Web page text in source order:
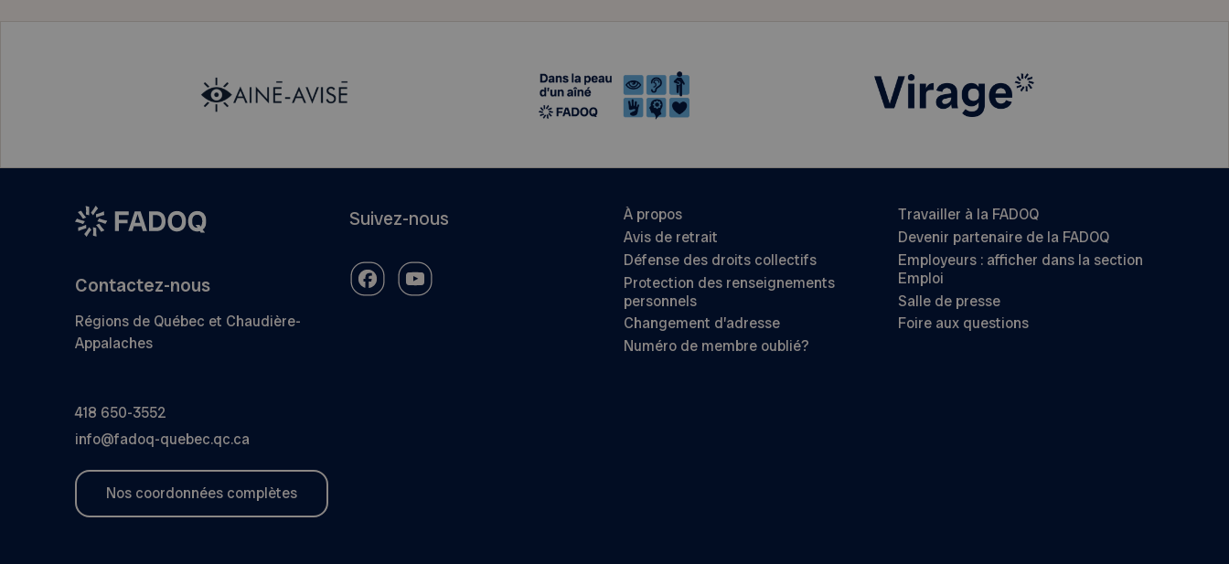
Contactez-nous
Régions de Québec et Chaudière-
Appalaches
418 650-3552
info@fadoq-quebec.qc.ca
Nos coordonnées complètes
Suivez-nous
À propos
Avis de retrait
Défense des droits collectifs
Protection des renseignements
personnels
Changement d’adresse
Numéro de membre oublié?
Travailler à la FADOQ
Devenir partenaire de la FADOQ
Employeurs : afficher dans la section
Emploi
Salle de presse
Foire aux questions